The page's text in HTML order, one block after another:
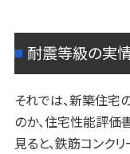
耐震等級の実
それでは、新築住宅
のか、住宅性能評価
見ると、鉄筋コンク